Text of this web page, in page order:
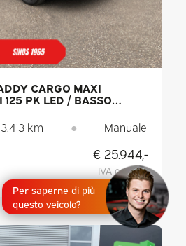
Per saperne di più
questo veicolo?
CARGO MAXI
125 PK LED / BASSO
/ PDC / ARIA
km ● Manuale
€ 25.944,-
IVA esclusa